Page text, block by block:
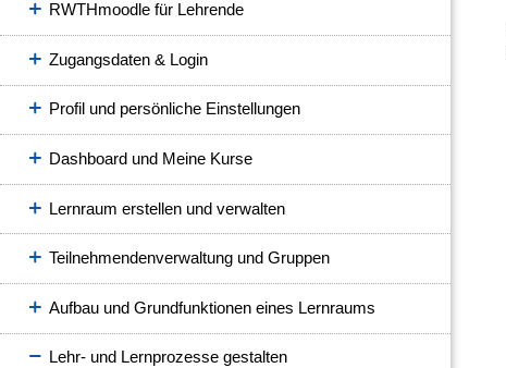
RWTHmoodle für Lehrende
Zugangsdaten & Login
Profil und persönliche Einstellungen
Dashboard und Meine Kurse
Lernraum erstellen und verwalten
Teilnehmendenverwaltung und Gruppen
Aufbau und Grundfunktionen eines Lernraums
Lehr- und Lernprozesse gestalten